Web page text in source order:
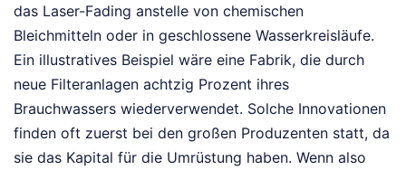
das Laser-Fading anstelle von chemischen
Bleichmitteln oder in geschlossene Wasserkreisläufe.
Ein illustratives Beispiel wäre eine Fabrik, die durch
neue Filteranlagen achtzig Prozent ihres
Brauchwassers wiederverwendet. Solche Innovationen
finden oft zuerst bei den großen Produzenten statt, da
sie das Kapital für die Umrüstung haben. Wenn also